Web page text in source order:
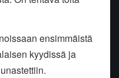
ensimmäistä
kyydissä ja